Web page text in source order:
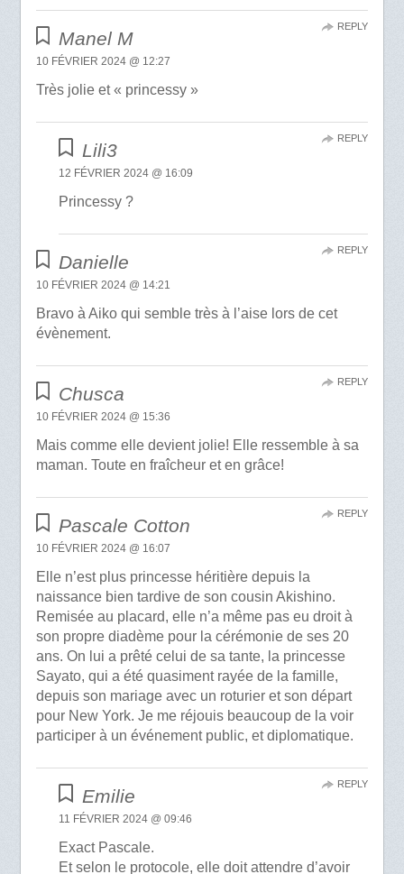
Manel M
10 FÉVRIER 2024 @ 12:27
Très jolie et « princessy »
REPLY
Lili3
12 FÉVRIER 2024 @ 16:09
Princessy ?
REPLY
Danielle
10 FÉVRIER 2024 @ 14:21
Bravo à Aiko qui semble très à l’aise lors de cet
évènement.
REPLY
Chusca
10 FÉVRIER 2024 @ 15:36
Mais comme elle devient jolie! Elle ressemble à sa
maman. Toute en fraîcheur et en grâce!
REPLY
Pascale Cotton
10 FÉVRIER 2024 @ 16:07
Elle n’est plus princesse héritière depuis la
naissance bien tardive de son cousin Akishino.
Remisée au placard, elle n’a même pas eu droit à
son propre diadème pour la cérémonie de ses 20
ans. On lui a prêté celui de sa tante, la princesse
Sayato, qui a été quasiment rayée de la famille,
depuis son mariage avec un roturier et son départ
pour New York. Je me réjouis beaucoup de la voir
participer à un événement public, et diplomatique.
REPLY
Emilie
11 FÉVRIER 2024 @ 09:46
Exact Pascale.
Et selon le protocole, elle doit attendre d’avoir
REPLY